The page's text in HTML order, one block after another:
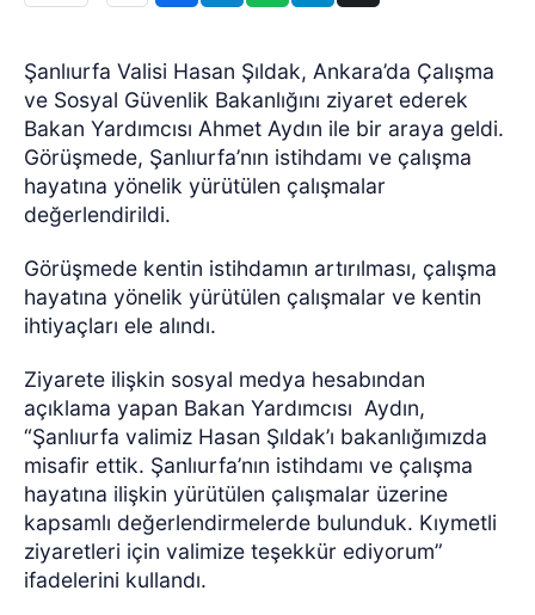
Şanlıurfa Valisi Hasan Şıldak, Ankara’da Çalışma
ve Sosyal Güvenlik Bakanlığını ziyaret ederek
Bakan Yardımcısı Ahmet Aydın ile bir araya geldi.
Görüşmede, Şanlıurfa’nın istihdamı ve çalışma
hayatına yönelik yürütülen çalışmalar
değerlendirildi.
Görüşmede kentin istihdamın artırılması, çalışma
hayatına yönelik yürütülen çalışmalar ve kentin
ihtiyaçları ele alındı.
Ziyarete ilişkin sosyal medya hesabından
açıklama yapan Bakan Yardımcısı Aydın,
“Şanlıurfa valimiz Hasan Şıldak’ı bakanlığımızda
misafir ettik. Şanlıurfa’nın istihdamı ve çalışma
hayatına ilişkin yürütülen çalışmalar üzerine
kapsamlı değerlendirmelerde bulunduk. Kıymetli
ziyaretleri için valimize teşekkür ediyorum”
ifadelerini kullandı.